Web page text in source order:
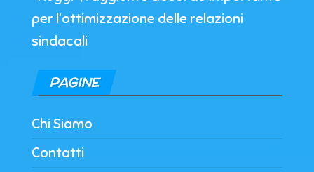
per l’ottimizzazione delle relazioni
sindacali
PAGINE
Chi Siamo
Contatti